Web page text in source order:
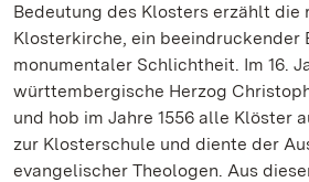
Bedeutung des Klosters erzählt die
Klosterkirche, ein beeindruckender
monumentaler Schlichtheit. Im 16.
württembergische Herzog
und hob im Jahre 1556 alle Klöster
zur Klosterschule und diente der
evangelischer Theologen. Aus